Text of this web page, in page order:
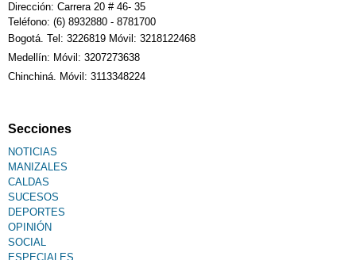
Dirección: Carrera 20 # 46- 35
Teléfono: (6) 8932880 - 8781700
Bogotá. Tel: 3226819 Móvil: 3218122468
Medellín: Móvil: 3207273638
Chinchiná. Móvil: 3113348224
Secciones
NOTICIAS
MANIZALES
CALDAS
SUCESOS
DEPORTES
OPINIÓN
SOCIAL
ESPECIALES